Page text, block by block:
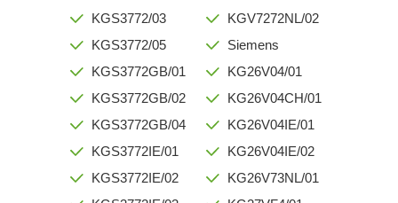
KGS3772/03
KGS3772/05
KGS3772GB/01
KGS3772GB/02
KGS3772GB/04
KGS3772IE/01
KGS3772IE/02
KGV7272NL/02
Siemens
KG26V04/01
KG26V04CH/01
KG26V04IE/01
KG26V04IE/02
KG26V73NL/01